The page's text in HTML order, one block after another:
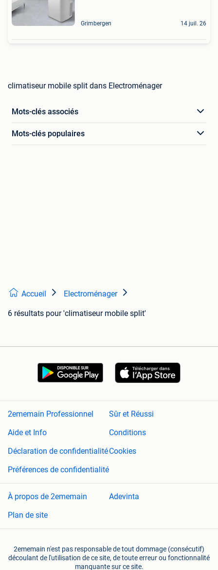
Grimbergen 14 juil. 26
climatiseur mobile split dans Electroménager
Mots-clés associés
Mots-clés populaires
Accueil Electroménager
6 résultats pour 'climatiseur mobile split'
2ememain Professionnel
Sûr et Réussi
Aide et Info
Conditions
Déclaration de confidentialitéCookies
Préférences de confidentialité
À propos de 2ememain
Adevinta
Plan de site
2ememain n'est pas responsable de tout dommage (consécutif)
découlant de l'utilisation de ce site, de toute erreur ou fonctionnalité
manquante sur ce site.